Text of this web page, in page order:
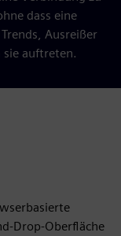
dass eine
Ausreißer
auftreten.
Drop-Oberfläche